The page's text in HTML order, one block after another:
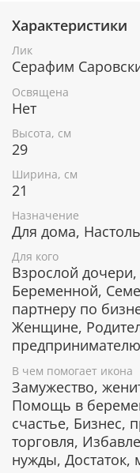
При окончательном
использовались
выравнивающие
поля иконы
орнаментом.
В чем
Серафим
Защита от
истинный.
Исцеление
заболеваний.
Помощь в
Долгожданное
Помощь в
Сохранение
сохранение
Помощь в
только на
Гарантия
Характеристики
Лик
Серафим
Освящена
Нет
Высота, см
29
Ширина, см
21
Назначение
Для дома,
Для кого
Взрослой
Беременной,
партнеру по
Женщине,
предпринимателю
В чем помогает икона
Замужество,
Помощь в
счастье, Бизнес,
торговля,
нужды, Достаток,